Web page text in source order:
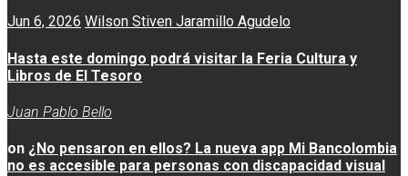
Jun 6, 2026 Wilson Stiven Jaramillo Agudelo
Hasta este domingo podrá visitar la Feria Cultura y
Libros de El Tesoro
Juan Pablo Bello
on ¿No pensaron en ellos? La nueva app Mi Bancolombia
no es accesible para personas con discapacidad visual